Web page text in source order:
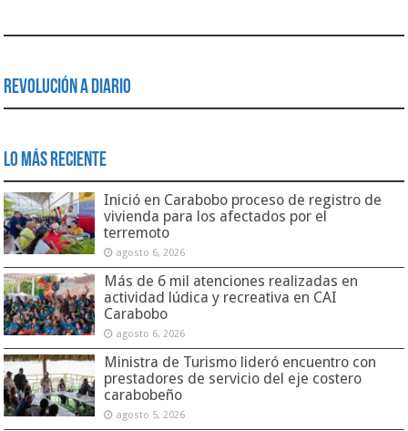
Revolución a Diario
Lo Más Reciente
Inició en Carabobo proceso de registro de
vivienda para los afectados por el
terremoto
agosto 6, 2026
Más de 6 mil atenciones realizadas en
actividad lúdica y recreativa en CAI
Carabobo
agosto 6, 2026
Ministra de Turismo lideró encuentro con
prestadores de servicio del eje costero
carabobeño
agosto 5, 2026